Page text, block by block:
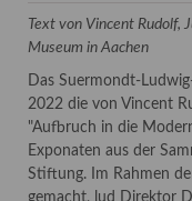
Text von Vincent Rudolf,
Museum in Aachen
Das Suermondt-
2022 die von Vincent
"Aufbruch in die
Exponaten aus der
Stiftung. Im Rahmen
gemacht, lud Direktor